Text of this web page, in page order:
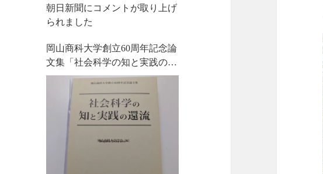
朝日新聞にコメントが取り上げ
られました
岡山商科大学創立60周年記念論
文集「社会科学の知と実践の還
流」を刊行しました